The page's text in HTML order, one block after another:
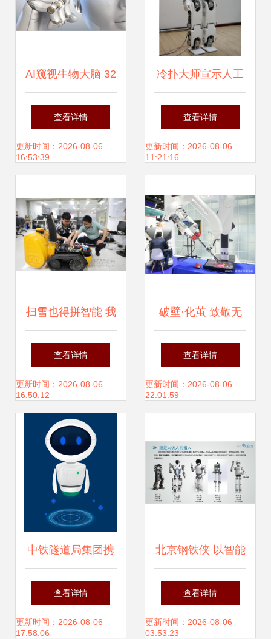
杆
AI窥视生物大脑 32
腿机器人背后的仿
生学革命
查看详情
更新时间：2026-08-06
16:53:39
冷扑大师宣示人工
智能大热，机器人
发展尤待进步
查看详情
更新时间：2026-08-06
11:21:16
扫雪也得拼智能 我
区企业研发扫雪机
器人填补国内空白
查看详情
更新时间：2026-08-06
16:50:12
破壁·化茧 致敬无
针接种智能机器人
的无畏尝试
查看详情
更新时间：2026-08-06
22:01:59
中铁隧道局集团携
手令才科技研发 智
能审单机器人 ,开
查看详情
更新时间：2026-08-06
17:58:06
北京钢铁侠 以智能
机器人研发助力中
国航天开创空间机
查看详情
更新时间：2026-08-06
03:53:23